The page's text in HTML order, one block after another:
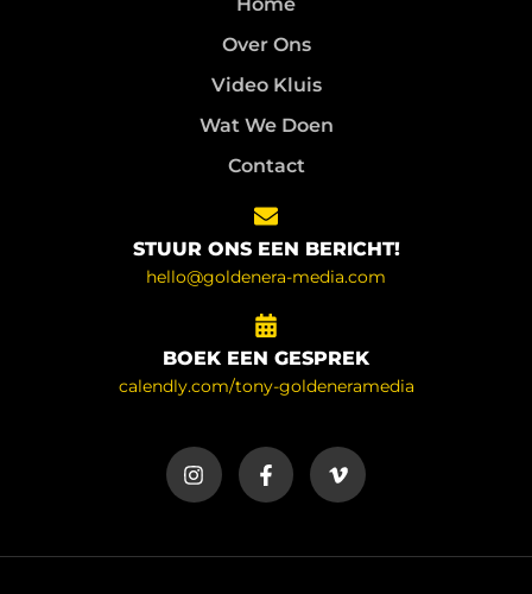
Over Ons
Video Kluis
Wat We Doen
Contact
STUUR ONS EEN BERICHT!
hello@goldenera-media.com
BOEK EEN GESPREK
calendly.com/tony-goldeneramedia